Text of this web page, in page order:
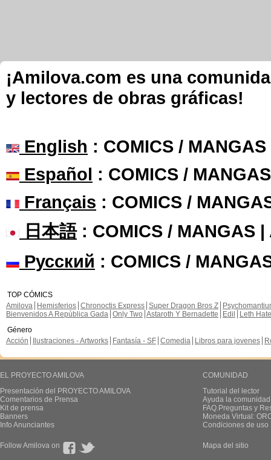
¡Amilova.com es una
y lectores de obras gráficas!
English : COMICS /
Español : COMICS /
Français : COMICS /
日本語: COMICS / MANGAS |
Русский : COMICS /
TOP CÓMICS
Amilova
Hemisferios Chronoctis Express Super Dragon Bros Z
Bienvenidos A República Gada Only Two Astaroth Y Bernadette Edil
Leth Hate
Género
Acción
Ilustraciones - Artworks Fantasía - SF Comedia Libros para jovenes
EL PROYECTO AMILOVA
Presentación del PROYECTO AMILOVA
Comentarios de Prensa
Kit de prensa
Banners
Info Anunciantes
COMUNIDAD
Tutorial del lector
Ayuda la
FAQ.Preguntas y
Moneda Virtual:
Condiciones de uso
Follow Amilova on Mapa del sitio